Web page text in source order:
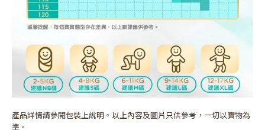
產品詳情請參閱包裝上說明。以上內容及圖片只供參考，一切以實物為
準。